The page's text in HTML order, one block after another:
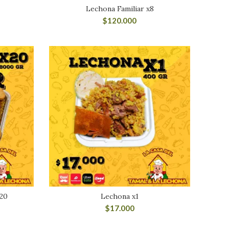
Lechona Familiar x8
$120.000
Lechona x1
$17.000